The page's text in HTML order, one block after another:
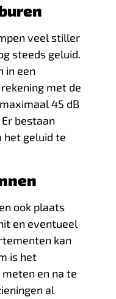
veel stiller
steeds geluid.
in een
met de
45 dB
bestaan
het geluid te
ook plaats
en eventueel
kan
is het
en na te
al